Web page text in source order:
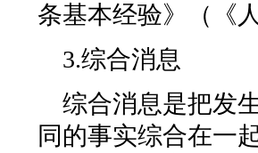
条基本经验》（《
3.综合消息
综合消息是把发
同的事实综合在一